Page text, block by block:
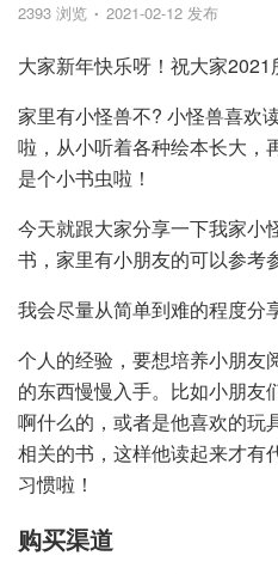
2393 浏览 2021-02-12 发布
大家新年快乐呀！祝大家
家里有小怪兽不? 小怪兽喜欢
啦，从小听着各种绘本长大，
是个小书虫啦！
今天就跟大家分享一下我家小
书，家里有小朋友的可以参考
我会尽量从简单到难的程度分享
个人的经验，要想培养小朋友
的东西慢慢入手。比如小朋友
啊什么的，或者是他喜欢的玩
相关的书，这样他读起来才有
习惯啦！
购买渠道